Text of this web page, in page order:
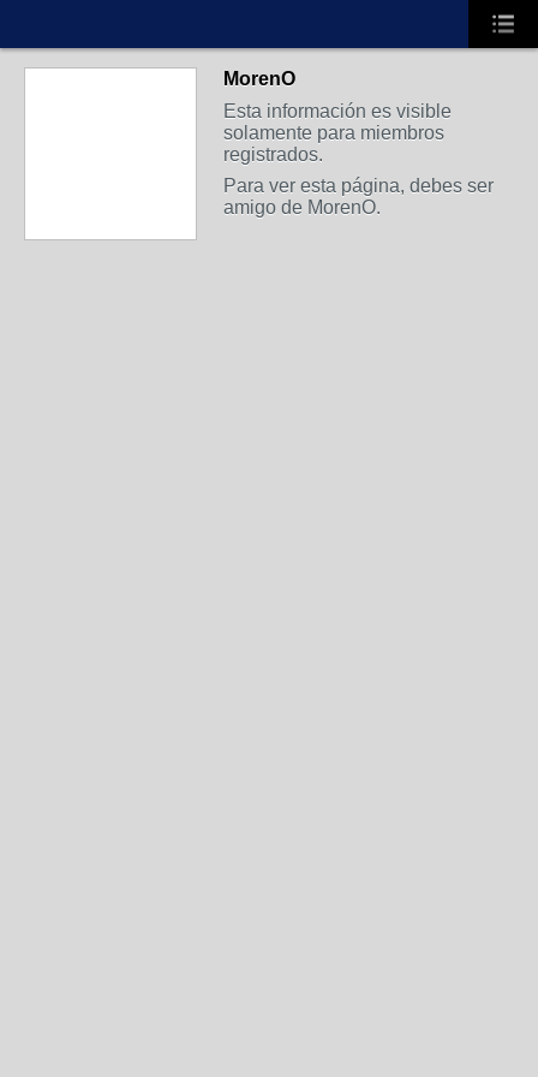
MorenO
Esta información es visible
solamente para miembros
registrados.
Para ver esta página, debes ser
amigo de MorenO.